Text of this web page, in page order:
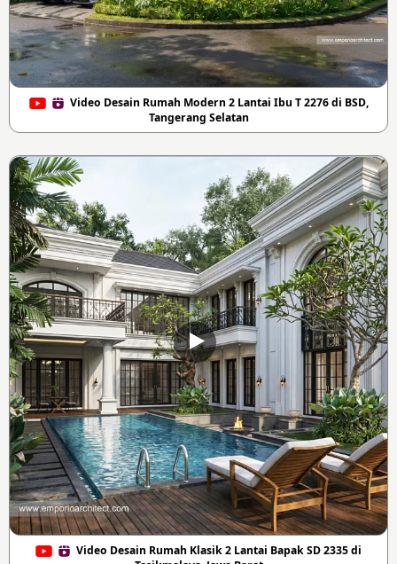
Video Desain Rumah Modern 2 Lantai Ibu T 2276 di BSD,
Tangerang Selatan
Video Desain Rumah Klasik 2 Lantai Bapak SD 2335 di